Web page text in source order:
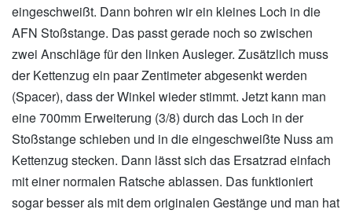
eingeschweißt. Dann bohren wir ein kleines Loch in die
AFN Stoßstange. Das passt gerade noch so zwischen
zwei Anschläge für den linken Ausleger. Zusätzlich muss
der Kettenzug ein paar Zentimeter abgesenkt werden
(Spacer), dass der Winkel wieder stimmt. Jetzt kann man
eine 700mm Erweiterung (3/8) durch das Loch in der
Stoßstange schieben und in die eingeschweißte Nuss am
Kettenzug stecken. Dann lässt sich das Ersatzrad einfach
mit einer normalen Ratsche ablassen. Das funktioniert
sogar besser als mit dem originalen Gestänge und man hat